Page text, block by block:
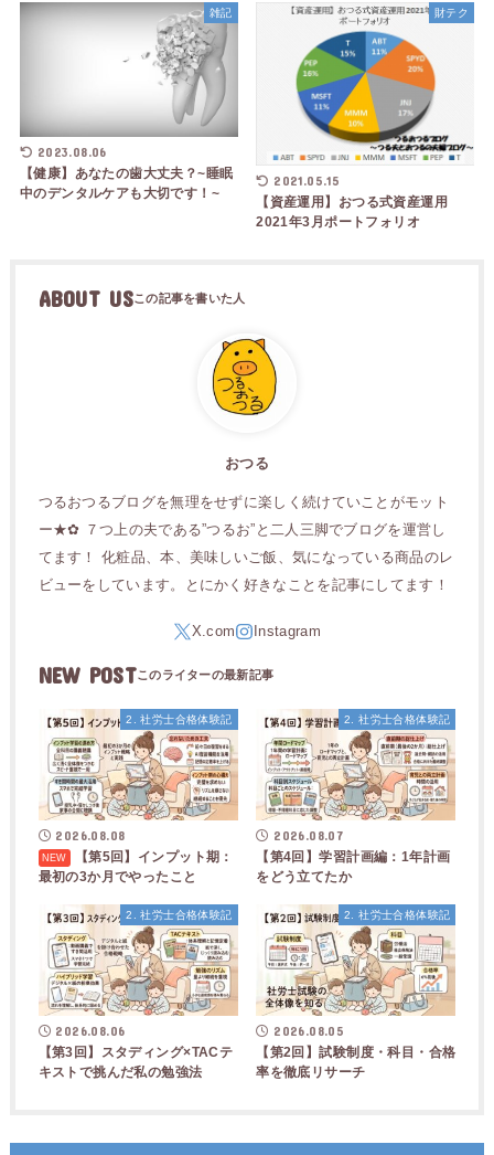
雑記
2023.08.06
【健康】あなたの歯大丈夫？~睡眠
中のデンタルケアも大切です！~
財テク
2021.05.15
【資産運用】おつる式資産運用
2021年3月ポートフォリオ
ABOUT US
おつる
つるおつるブログを無理をせずに楽しく続けていことがモット
ー★✿ ７つ上の夫である”つるお”と二人三脚でブログを運営し
てます！ 化粧品、本、美味しいご飯、気になっている商品のレ
ビューをしています。とにかく好きなことを記事にしてます！
NEW POST
2. 社労士合格体験記
2026.08.08
【第5回】インプット期：
最初の3か月でやったこと
2. 社労士合格体験記
2026.08.07
【第4回】学習計画編：1年計画
をどう立てたか
2. 社労士合格体験記
2026.08.06
【第3回】スタディング×TACテ
キストで挑んだ私の勉強法
2. 社労士合格体験記
2026.08.05
【第2回】試験制度・科目・合格
率を徹底リサーチ